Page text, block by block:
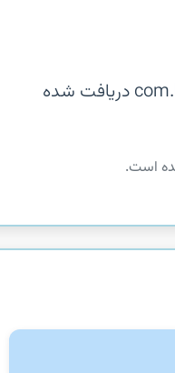
توضیحات در دسترس نیست. این اپلیکیشن از com.linkedin.android.news دریافت شده